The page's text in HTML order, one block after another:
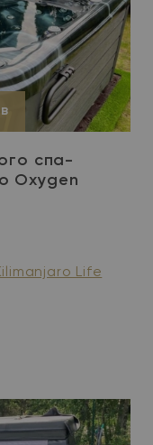
спа-
Oxygen
Life